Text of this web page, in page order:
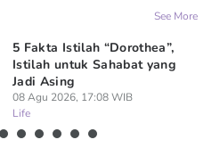
See More
5 Fakta Istilah “Dorothea”,
Istilah untuk Sahabat yang
Jadi Asing
08 Agu 2026, 17:08 WIB
Life